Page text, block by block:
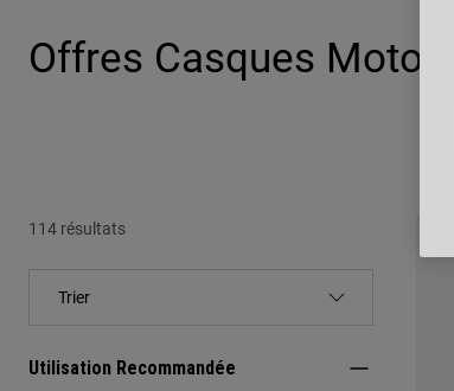
Offres Casques Moto
114 résultats
Utilisation Recommandée